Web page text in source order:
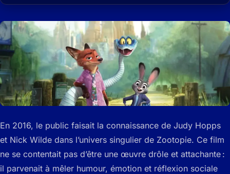
En 2016, le public faisait la connaissance de Judy Hopps
et Nick Wilde dans l’univers singulier de Zootopie. Ce film
ne se contentait pas d’être une œuvre drôle et attachante :
il parvenait à mêler humour, émotion et réflexion sociale